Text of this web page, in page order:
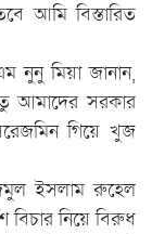
আমি বিস্তারিত
নুনু মিয়া জানান,
আমাদের সরকার
গিয়ে খুজ
ইসলাম রুহেল
বিচার নিয়ে বিরুধ